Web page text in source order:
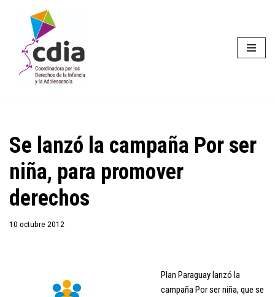
contenido
Se lanzó la campaña Por ser
niña, para promover
derechos
10 octubre 2012
Plan Paraguay lanzó la
campaña Por ser niña, que se